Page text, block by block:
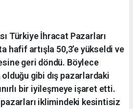
Türkiye İhracat Pazarları
hafif artışla 50,3’e yükseldi ve
geri döndü. Böylece
gibi dış pazarlardaki
bir iyileşmeye işaret etti.
iklimindeki kesintisiz